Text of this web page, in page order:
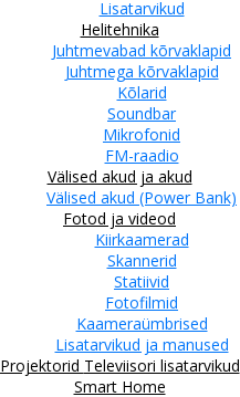
Lisatarvikud
Helitehnika
Juhtmevabad kõrvaklapid
Juhtmega kõrvaklapid
Kõlarid
Soundbar
Mikrofonid
FM-raadio
Välised akud ja akud
Välised akud (Power Bank)
Fotod ja videod
Kiirkaamerad
Skannerid
Statiivid
Fotofilmid
Kaameraümbrised
Lisatarvikud ja manused
Projektorid Televiisori lisatarvikud
Smart Home